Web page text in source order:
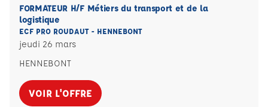
FORMATEUR H/F Métiers du transport et de la
logistique
ECF PRO ROUDAUT - HENNEBONT
jeudi 26 mars
HENNEBONT
VOIR L'OFFRE